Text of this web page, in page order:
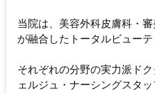
当院は、美容外科皮膚科・
が融合したトータルビューテ
それぞれの分野の実力派ド
ェルジュ・ナーシングスタ